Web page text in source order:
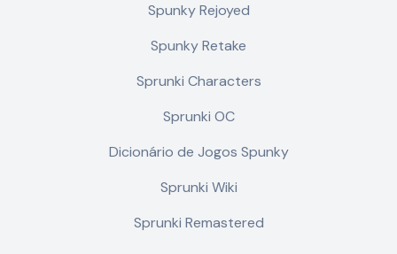
Spunky Rejoyed
Spunky Retake
Sprunki Characters
Sprunki OC
Dicionário de Jogos Spunky
Sprunki Wiki
Sprunki Remastered